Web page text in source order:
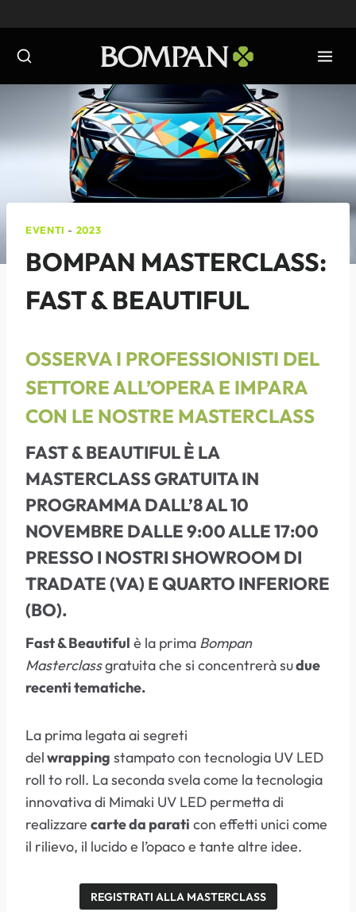
al
contenuto
EVENTI - 2023
BOMPAN MASTERCLASS:
FAST & BEAUTIFUL
OSSERVA I PROFESSIONISTI DEL
SETTORE ALL’OPERA E IMPARA
CON LE NOSTRE MASTERCLASS
FAST & BEAUTIFULÈ LA
MASTERCLASS GRATUITA IN
PROGRAMMADALL’8 AL 10
NOVEMBRE DALLE 9:00 ALLE 17:00
PRESSO I NOSTRI SHOWROOM DI
TRADATE (VA) E QUARTO INFERIORE
(BO).
Fast & Beautiful è la prima Bompan
Masterclassgratuita che si concentrerà sudue
recenti tematiche.
La prima legata ai segreti
delwrapping stampato con tecnologia UV LED
roll to roll. La seconda svela come la tecnologia
innovativa di Mimaki UV LED permetta di
realizzare carte da parati con effetti unici come
il rilievo, il lucido e l’opaco e tante altre idee.
REGISTRATI ALLA MASTERCLASS